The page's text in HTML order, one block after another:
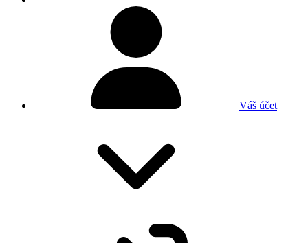
Váš účet